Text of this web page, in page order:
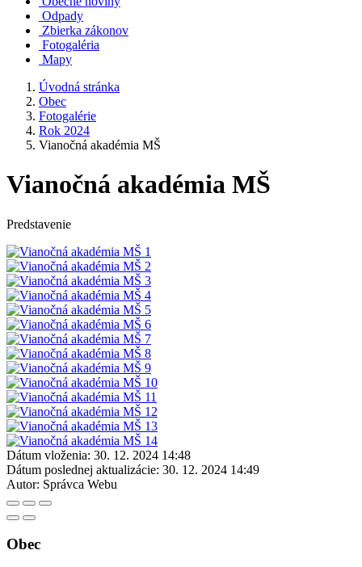
Odpady
Zbierka zákonov
Fotogaléria
Mapy
Úvodná stránka
Obec
Fotogalérie
Rok 2024
Vianočná akadémia MŠ
Vianočná akadémia MŠ
Predstavenie
Dátum vloženia: 30. 12. 2024 14:48
Dátum poslednej aktualizácie: 30. 12. 2024 14:49
Autor: Správca Webu
Obec